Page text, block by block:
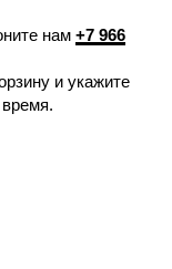
нам +7 966
и укажите